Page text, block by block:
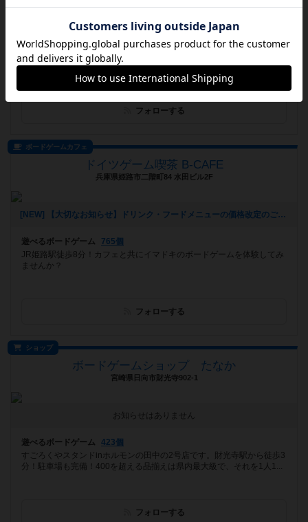
遊べるボードゲーム 366個
フォローする
ボードゲームカフェ
ドイツゲーム喫茶 B-CAFE
兵庫県姫路市二階町84 水田ビル2F
[NEW] 【大切なお知らせ】ドリンク・フードメニューの価格改定のご案内（2025年08月05日 16時49分）
遊べるボードゲーム
765個
JR姫路駅徒歩8分！カフェと共にイマドキのボードゲームを体験してみ
ませんか？
フォローする
ショップ
ボードゲームショップ たなか
宮崎県日向市財光寺902-1
お知らせはありません
遊べるボードゲーム
423個
すごろくやスタンドinホルモンの田中の2号店です。財光寺駅から徒歩3
分！駐車場も完備！400を超える品揃えは県内最大級で、それを1人1...
フォローする